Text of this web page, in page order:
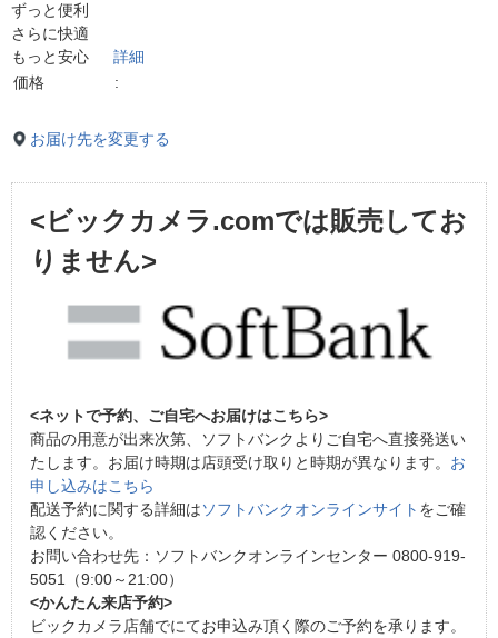
ずっと便利
さらに快適
もっと安心 詳細
価格
お届け先を変更する
<ビックカメラ.comでは販売してお
りません>
<ネットで予約、ご自宅へお届けはこちら>
商品の用意が出来次第、ソフトバンクよりご自宅へ直接発送い
たします。お届け時期は店頭受け取りと時期が異なります。 お
申し込みはこちら
配送予約に関する詳細はソフトバンクオンラインサイト をご確
認ください。
お問い合わせ先：ソフトバンクオンラインセンター 0800-919-
5051（9:00～21:00）
<かんたん来店予約>
ビックカメラ店舗でにてお申込み頂く際のご予約を承ります。